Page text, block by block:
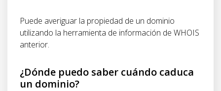
Puede averiguar la propiedad de un dominio
utilizando la herramienta de información de WHOIS
anterior.
¿Dónde puedo saber cuándo caduca
un dominio?